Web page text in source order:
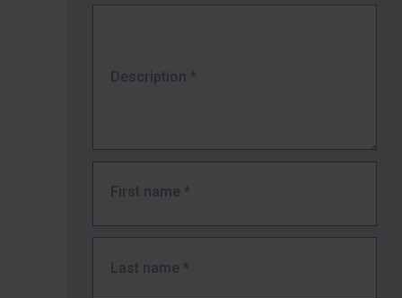
Description *
First name *
Last name *